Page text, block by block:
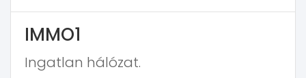
IMMO1
Ingatlan hálózat.